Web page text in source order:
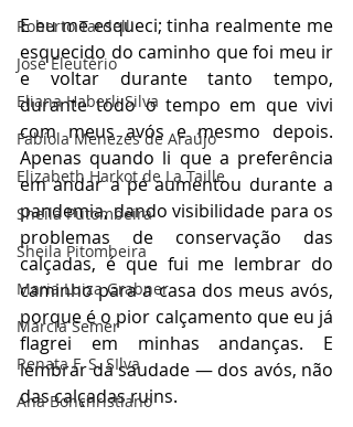
Roberto Tardelli
José Eleutério
Eliana Haberli Silva
Fabíola Menezes de Araújo
Elizabeth Harkot de La Taille
Sheila Putombeira
Sheila Pitombeira
Maria Luiza Grabner
Marcia Semer
Renata F. S. SIlva
Ana Bonchristiano
E eu me esqueci; tinha realmente me
esquecido do caminho que foi meu ir
e voltar durante tanto tempo,
durante todo o tempo em que vivi
com meus avós e mesmo depois.
Apenas quando li que a preferência
em andar a pé aumentou durante a
pandemia, dando visibilidade para os
problemas de conservação das
calçadas, é que fui me lembrar do
caminho para a casa dos meus avós,
porque é o pior calçamento que eu já
flagrei em minhas andanças. E
lembrar dá saudade — dos avós, não
das calçadas ruins.